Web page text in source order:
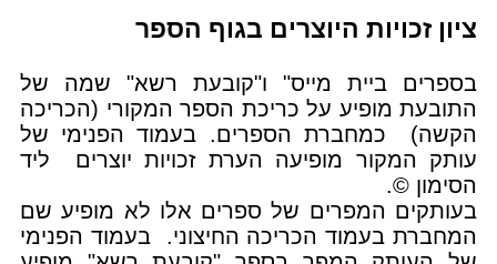
ציון זכויות היוצרים בגוף הספר
בספרים ביית מייס" ו"קובעת רשא" שמה של
התובעת מופיע על כריכת הספר המקורי (הכריכה
הקשה) כמחברת הספרים. בעמוד הפנימי של
עותק המקור מופיעה הערת זכויות יוצרים ליד
הסימון ©.
בעותקים המפרים של ספרים אלו לא מופיע שם
המחברת בעמוד הכריכה החיצוני. בעמוד הפנימי